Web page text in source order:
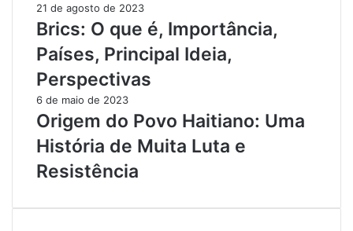
21 de agosto de 2023
Brics: O que é, Importância,
Países, Principal Ideia,
Perspectivas
6 de maio de 2023
Origem do Povo Haitiano: Uma
História de Muita Luta e
Resistência